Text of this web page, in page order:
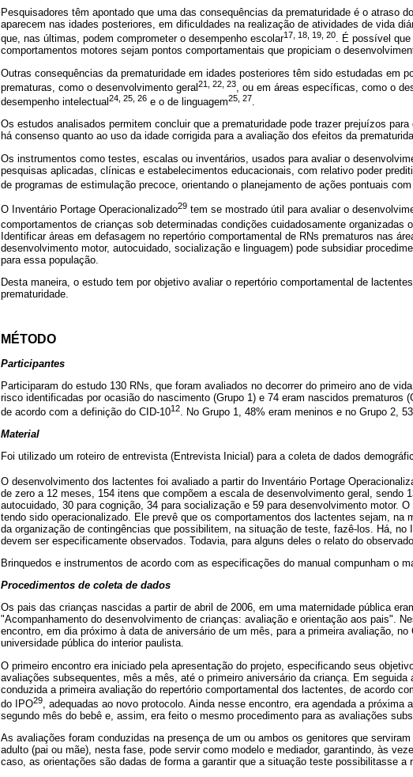
Pesquisadores têm apontado que uma das consequências da prematuridade é o atraso
aparecem nas idades posteriores, em dificuldades na realização de atividades de vida
que, nas últimas, podem comprometer o desempenho escolar17, 18, 19, 20. É possível que
comportamentos motores sejam pontos comportamentais que propiciam o
Outras consequências da prematuridade em idades posteriores têm sido estudadas em
prematuras, como o desenvolvimento geral 21, 22, 23 , ou em áreas específicas, como o
desempenho intelectual24, 25, 26 e o de linguagem25, 27.
Os estudos analisados permitem concluir que a prematuridade pode trazer prejuízos
há consenso quanto ao uso da idade corrigida para a avaliação dos efeitos da
Os instrumentos como testes, escalas ou inventários, usados para avaliar o
pesquisas aplicadas, clínicas e estabelecimentos educacionais, com relativo poder
de programas de estimulação precoce, orientando o planejamento de ações pontuais
O Inventário Portage Operacionalizado29 tem se mostrado útil para avaliar o
comportamentos de crianças sob determinadas condições cuidadosamente organizadas
Identificar áreas em defasagem no repertório comportamental de RNs prematuros nas
desenvolvimento motor, autocuidado, socialização e linguagem) pode subsidiar
para essa população.
Desta maneira, o estudo tem por objetivo avaliar o repertório comportamental de
prematuridade.
MÉTODO
Participantes
Participaram do estudo 130 RNs, que foram avaliados no decorrer do primeiro ano de
risco identificadas por ocasião do nascimento (Grupo 1) e 74 eram nascidos prematuros
de acordo com a definição do CID-1012. No Grupo 1, 48% eram meninos e no Grupo 2,
Material
Foi utilizado um roteiro de entrevista (Entrevista Inicial) para a coleta de dados
O desenvolvimento dos lactentes foi avaliado a partir do Inventário Portage
de zero a 12 meses, 154 itens que compõem a escala de desenvolvimento geral, sendo
autocuidado, 30 para cognição, 34 para socialização e 59 para desenvolvimento motor.
tendo sido operacionalizado. Ele prevê que os comportamentos dos lactentes sejam, na
da organização de contingências que possibilitem, na situação de teste, fazê-los. Há, no
devem ser especificamente observados. Todavia, para alguns deles o relato do
Brinquedos e instrumentos de acordo com as especificações do manual compunham o
Procedimentos de coleta de dados
Os pais das crianças nascidas a partir de abril de 2006, em uma maternidade pública
"Acompanhamento do desenvolvimento de crianças: avaliação e orientação aos pais".
encontro, em dia próximo à data de aniversário de um mês, para a primeira avaliação,
universidade pública do interior paulista.
O primeiro encontro era iniciado pela apresentação do projeto, especificando seus
avaliações subsequentes, mês a mês, até o primeiro aniversário da criança. Em
conduzida a primeira avaliação do repertório comportamental dos lactentes, de acordo
do IPO29, adequadas ao novo protocolo. Ainda nesse encontro, era agendada a próxima
segundo mês do bebê e, assim, era feito o mesmo procedimento para as avaliações
As avaliações foram conduzidas na presença de um ou ambos os genitores que
adulto (pai ou mãe), nesta fase, pode servir como modelo e mediador, garantindo, às
caso, as orientações são dadas de forma a garantir que a situação teste possibilitasse a